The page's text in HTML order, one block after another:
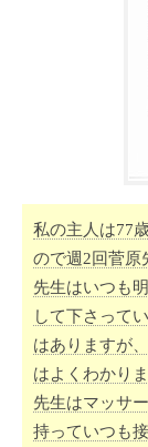
私の主人は77
ので週2回菅原
先生はいつも
して下さって
はありますが
はよくわかりま
先生はマッサ
持っていつも